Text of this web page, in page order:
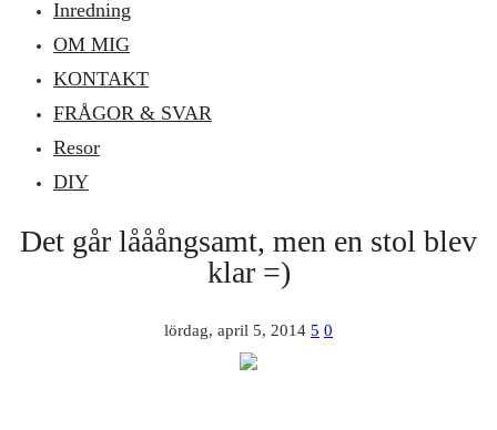
Inredning
OM MIG
KONTAKT
FRÅGOR & SVAR
Resor
DIY
Det går lååångsamt, men en stol blev
klar =)
lördag, april 5, 2014 5 0